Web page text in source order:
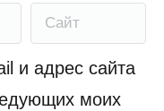
Сайт
и адрес сайта
моих